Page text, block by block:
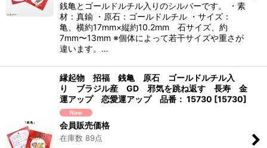
銭亀とゴールドルチル入りのシルバーです。 ・素
材：真鍮 ・原石：ゴールドルチル ・サイズ：
亀、横約17mm×縦約10.2mm 石サイズ、約
7mm〜13mm ※個体によって若干サイズや重さが
違います。…
縁起物 招福 銭亀 原石 ゴールドルチル入
り ブラジル産 GD 邪気を跳ね返す 長寿 金
運アップ 恋愛運アップ 品番： 15730 [15730]
会員販売価格
在庫数 89点